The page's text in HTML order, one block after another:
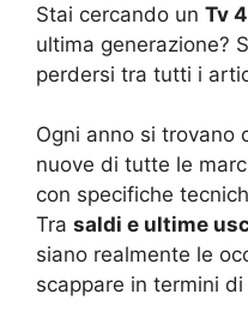
Stai cercando un Tv
ultima generazione?
perdersi tra tutti i
Ogni anno si trovano
nuove di tutte le
con specifiche
Tra saldi e ultime
siano realmente le
scappare in termini